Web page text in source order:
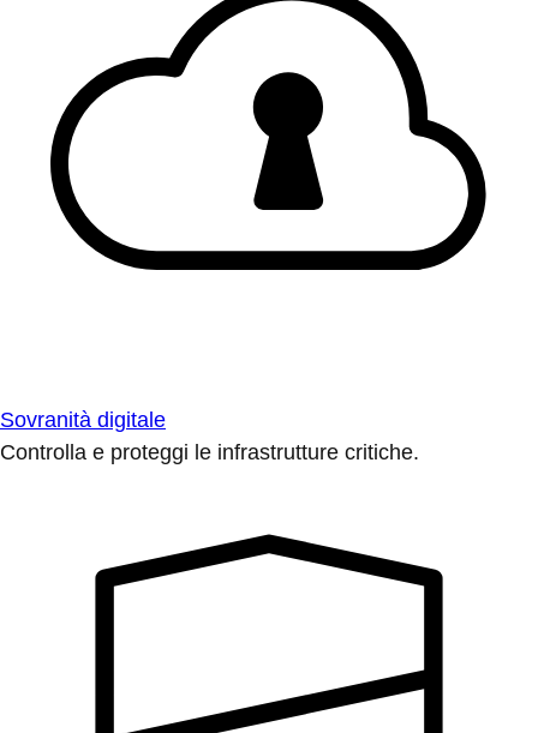
Sovranità digitale
Controlla e proteggi le infrastrutture critiche.